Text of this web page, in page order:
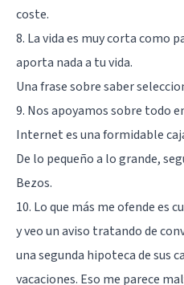
coste.
8. La vida es muy corta como
aporta nada a tu vida.
Una frase sobre saber
9. Nos apoyamos sobre todo
Internet es una formidable
De lo pequeño a lo grande,
Bezos.
10. Lo que más me ofende es
y veo un aviso tratando de
una segunda hipoteca de sus
vacaciones. Eso me parece